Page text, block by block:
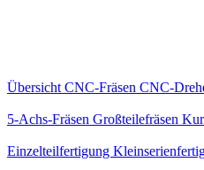
Übersicht CNC-Fräsen CNC-
5-Achs-Fräsen Großteilefräsen
Einzelteilfertigung